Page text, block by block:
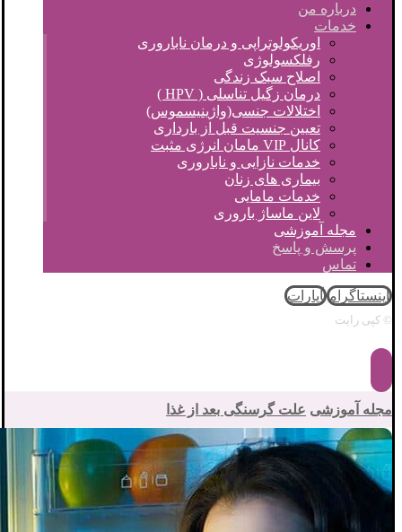
درباره من
خدمات
اوریکولوتراپی و درمان ناباروری
رفلکسولوژی
اصلاح سبک زندگی
درمان زگیل تناسلی ( HPV )
اختلالات جنسی(واژینیسموس)
تعیین جنسیت قبل از بارداری
کانال VIP مامان انرژی مثبت
خدمات نازایی و ناباروری
بیماری های زنان
خدمات مامایی
لاین ماساژ باروری
مجله آموزشی
پرسش و پاسخ
تماس
اینستاگرام آپارات
© کپی رایت
مجله آموزشی علت گرسنگی بعد از غذا